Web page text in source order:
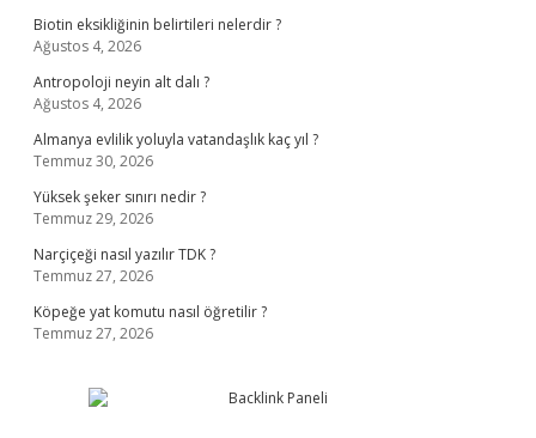
Biotin eksikliğinin belirtileri nelerdir ?
Ağustos 4, 2026
Antropoloji neyin alt dalı ?
Ağustos 4, 2026
Almanya evlilik yoluyla vatandaşlık kaç yıl ?
Temmuz 30, 2026
Yüksek şeker sınırı nedir ?
Temmuz 29, 2026
Narçiçeği nasıl yazılır TDK ?
Temmuz 27, 2026
Köpeğe yat komutu nasıl öğretilir ?
Temmuz 27, 2026